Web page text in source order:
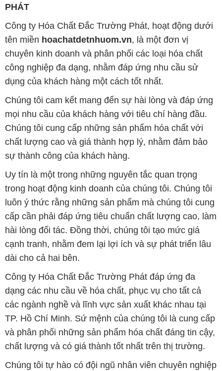
PHÁT
Công ty Hóa Chất Đắc Trường Phát, hoạt động dưới
tên miền hoachatdetnhuom.vn, là một đơn vị
chuyên kinh doanh và phân phối các loại hóa chất
công nghiệp đa dạng, nhằm đáp ứng nhu cầu sử
dụng của khách hàng một cách tốt nhất.
Chúng tôi cam kết mang đến sự hài lòng và đáp ứng
mọi nhu cầu của khách hàng với tiêu chí hàng đầu.
Chúng tôi cung cấp những sản phẩm hóa chất với
chất lượng cao và giá thành hợp lý, nhằm đảm bảo
sự thành công của khách hàng.
Uy tín là một trong những nguyên tắc quan trọng
trong hoạt động kinh doanh của chúng tôi. Chúng tôi
luôn ý thức rằng những sản phẩm mà chúng tôi cung
cấp cần phải đáp ứng tiêu chuẩn chất lượng cao, làm
hài lòng đối tác. Đồng thời, chúng tôi tạo mức giá
cạnh tranh, nhằm đem lại lợi ích và sự phát triển lâu
dài cho cả hai bên.
Công ty Hóa Chất Đắc Trường Phát đáp ứng đa
dạng các nhu cầu về hóa chất, phục vụ cho tất cả
các ngành nghề và lĩnh vực sản xuất khác nhau tại
TP. Hồ Chí Minh. Sứ mệnh của chúng tôi là cung cấp
và phân phối những sản phẩm hóa chất đáng tin cậy,
chất lượng và có giá thành tốt nhất trên thị trường.
Chúng tôi tự hào có đội ngũ nhân viên chuyên nghiệp